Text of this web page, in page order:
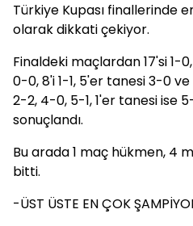
Türkiye Kupası finallerinde
olarak dikkati çekiyor.
Finaldeki maçlardan 17'si 1-
0-0, 8'i 1-1, 5'er tanesi 3-0
2-2, 4-0, 5-1, 1'er tanesi ise
sonuçlandı.
Bu arada 1 maç hükmen, 4
bitti.
-ÜST ÜSTE EN ÇOK